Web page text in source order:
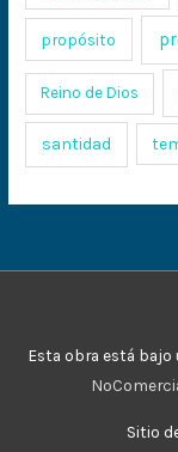
propósito
Reino de Dios
santidad
Esta obra está bajo
Sitio